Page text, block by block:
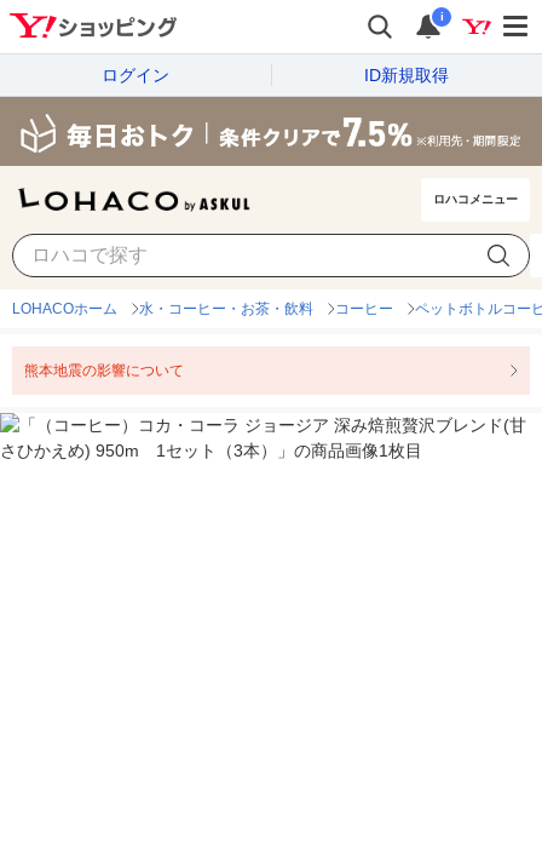
i
ログイン ID新規取得
ロハコメニュー
LOHACOホーム 水・コーヒー・お茶・飲料 コーヒー ペットボトルコー
熊本地震の影響について